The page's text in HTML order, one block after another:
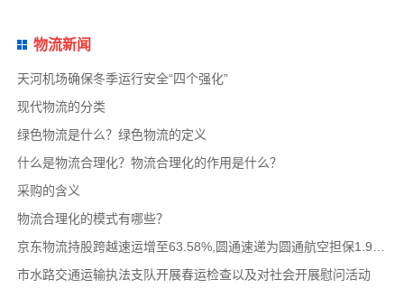
物流新闻
天河机场确保冬季运行安全“四个强化”
现代物流的分类
绿色物流是什么？绿色物流的定义
什么是物流合理化？物流合理化的作用是什么？
采购的含义
物流合理化的模式有哪些？
市水路交通运输执法支队开展春运检查以及对社会开展慰问活动